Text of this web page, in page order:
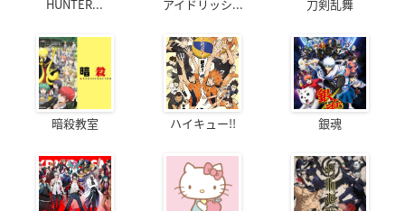
HUNTER... アイドリッシ... 刀剣乱舞
暗殺教室 ハイキュー!! 銀魂